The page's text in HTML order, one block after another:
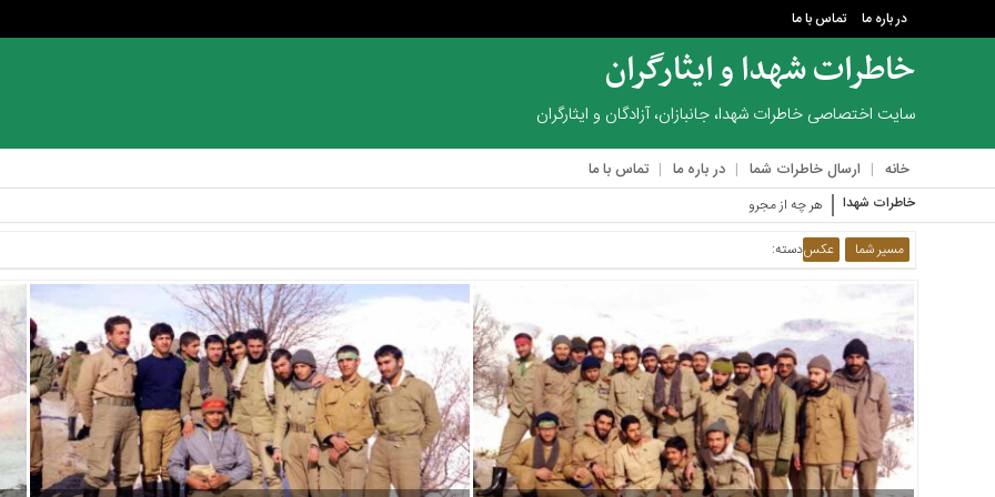
در باره ما تماس با ما
خاطرات شهدا و ایثارگران
سایت اختصاصی خاطرات شهدا، جانبازان، آزادگان و ایثارگران
خانه ارسال خاطرات شما در باره ما تماس با ما
در
ما
تماس
خاطرات شهدا هر چه از مجروح‌ها در لیست‌مان مانده
مسیر شما دسته:عکس